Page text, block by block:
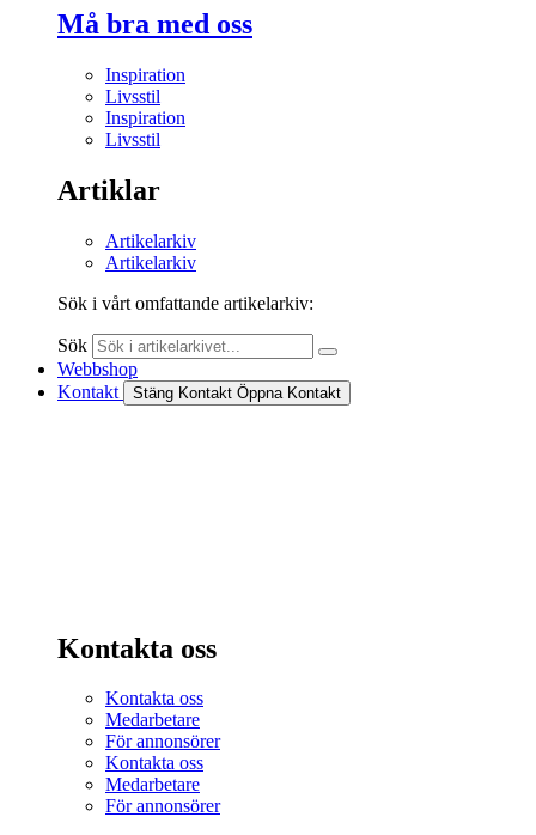
Må bra med oss
Inspiration
Livsstil
Inspiration
Livsstil
Artiklar
Artikelarkiv
Artikelarkiv
Sök i vårt omfattande artikelarkiv:
Sök
Webbshop
Kontakt
Stäng Kontakt Öppna Kontakt
Kontakta oss
Kontakta oss
Medarbetare
För annonsörer
Kontakta oss
Medarbetare
För annonsörer